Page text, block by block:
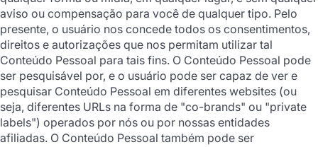
aviso ou compensação para você de qualquer tipo. Pelo
presente, o usuário nos concede todos os consentimentos,
direitos e autorizações que nos permitam utilizar tal
Conteúdo Pessoal para tais fins. O Conteúdo Pessoal pode
ser pesquisável por, e o usuário pode ser capaz de ver e
pesquisar Conteúdo Pessoal em diferentes websites (ou
seja, diferentes URLs na forma de "co-brands" ou "private
labels") operados por nós ou por nossas entidades
afiliadas. O Conteúdo Pessoal também pode ser